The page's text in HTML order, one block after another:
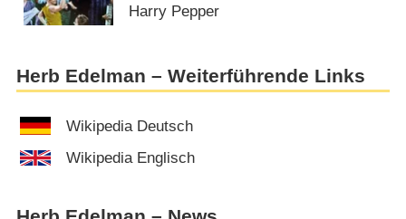
Harry Pepper
Herb Edelman – Weiterführende Links
Wikipedia Deutsch
Wikipedia Englisch